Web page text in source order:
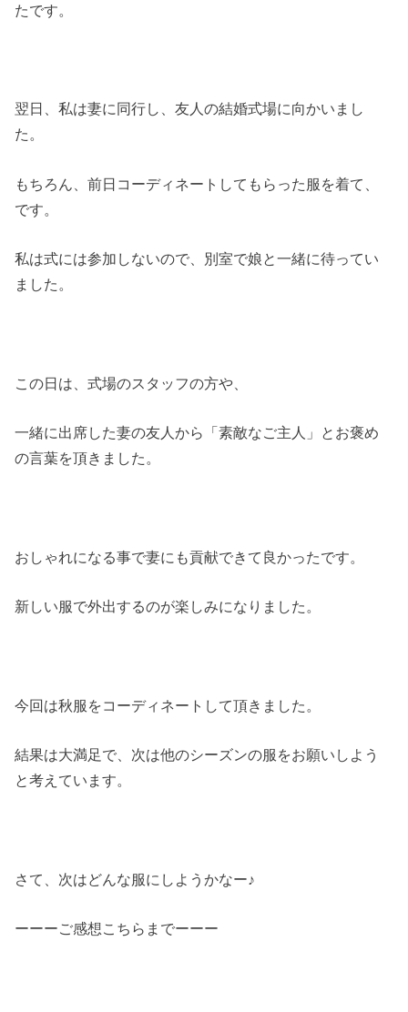
たです。
翌日、私は妻に同行し、友人の結婚式場に向かいまし
た。
もちろん、前日コーディネートしてもらった服を着て、
です。
私は式には参加しないので、別室で娘と一緒に待ってい
ました。
この日は、式場のスタッフの方や、
一緒に出席した妻の友人から「素敵なご主人」とお褒め
の言葉を頂きました。
おしゃれになる事で妻にも貢献できて良かったです。
新しい服で外出するのが楽しみになりました。
今回は秋服をコーディネートして頂きました。
結果は大満足で、次は他のシーズンの服をお願いしよう
と考えています。
さて、次はどんな服にしようかなー♪
ーーーご感想こちらまでーーー